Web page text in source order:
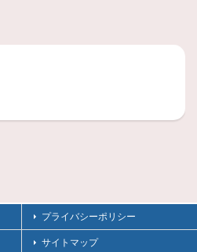
プライバシーポリシー
サイトマップ